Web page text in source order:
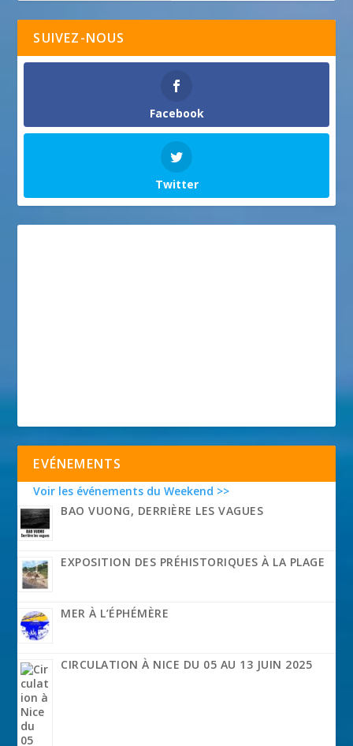
SUIVEZ-NOUS
Facebook
Twitter
EVÉNEMENTS
Voir les événements du Weekend >>
BAO VUONG, DERRIÈRE LES VAGUES
EXPOSITION DES PRÉHISTORIQUES À LA PLAGE
MER À L’ÉPHÉMÈRE
CIRCULATION À NICE DU 05 AU 13 JUIN 2025